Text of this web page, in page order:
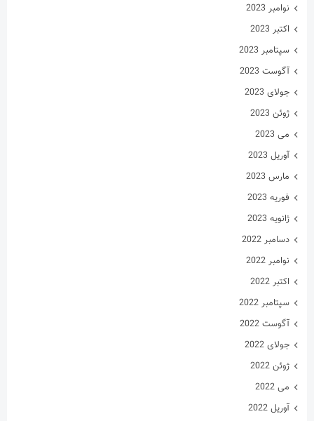
نوامبر 2023
اکتبر 2023
سپتامبر 2023
آگوست 2023
جولای 2023
ژوئن 2023
می 2023
آوریل 2023
مارس 2023
فوریه 2023
ژانویه 2023
دسامبر 2022
نوامبر 2022
اکتبر 2022
سپتامبر 2022
آگوست 2022
جولای 2022
ژوئن 2022
می 2022
آوریل 2022